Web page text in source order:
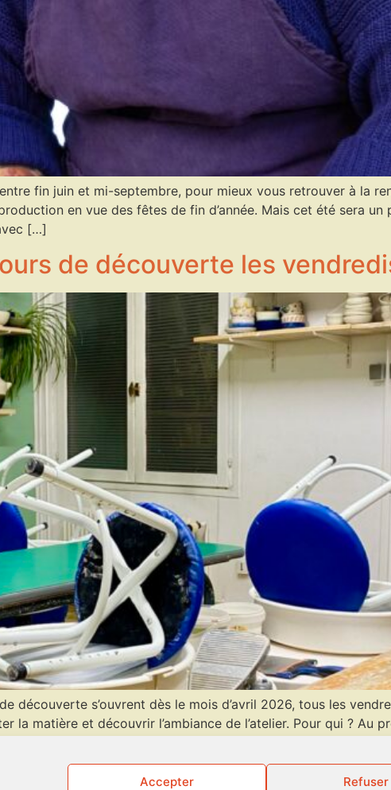
Accepter Refuser
fin juin et mi-septembre, pour mieux vous retrouver à la
en vue des fêtes de fin d’année. Mais cet été sera un
[…]
de découverte les
découverte s’ouvrent dès le mois d’avril 2026, tous les
la matière et découvrir l’ambiance de l’atelier. Pour qui ? Au